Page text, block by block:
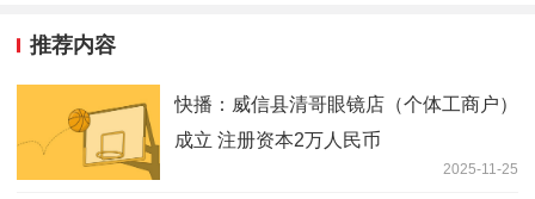
推荐内容
快播：威信县清哥眼镜店（个体工商户）
成立 注册资本2万人民币
2025-11-25